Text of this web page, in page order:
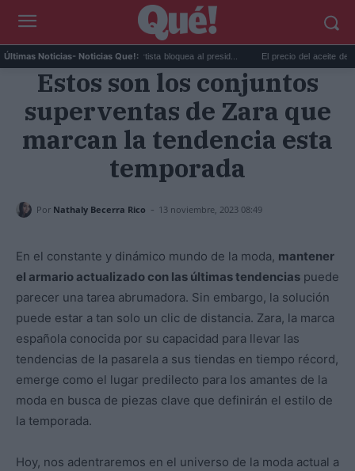
Últimas Noticias- Noticias Que!:
Taylor Swift y Trump: la artista bloquea al presid... El precio del aceite de oliva
Estos son los conjuntos
superventas de Zara que
marcan la tendencia esta
temporada
Por Nathaly Becerra Rico - 13 noviembre, 2023 08:49
En el constante y dinámico mundo de la moda, mantener
el armario actualizado con las últimas tendencias puede
parecer una tarea abrumadora. Sin embargo, la solución
puede estar a tan solo un clic de distancia. Zara, la marca
española conocida por su capacidad para llevar las
tendencias de la pasarela a sus tiendas en tiempo récord,
emerge como el lugar predilecto para los amantes de la
moda en busca de piezas clave que definirán el estilo de
la temporada.
Hoy, nos adentraremos en el universo de la moda actual a